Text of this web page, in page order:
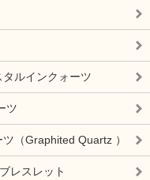
ルインクォーツ
ツ
（Graphited Quartz ）
レスレット